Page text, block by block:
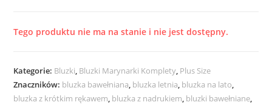
Tego produktu nie ma na stanie i nie jest dostępny.
Kategorie: Bluzki, Bluzki Marynarki Komplety, Plus Size
Znaczników: bluzka bawełniana, bluzka letnia, bluzka na lato,
bluzka z krótkim rękawem, bluzka z nadrukiem, bluzki bawełniane,